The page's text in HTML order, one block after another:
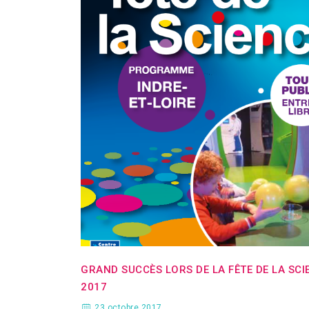
GRAND SUCCÈS LORS DE LA FÊTE DE LA
2017